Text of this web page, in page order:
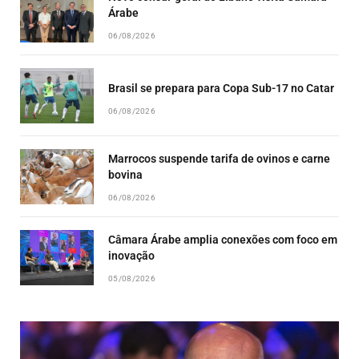
Árabe
06/08/2026
Brasil se prepara para Copa Sub-17 no Catar
06/08/2026
Marrocos suspende tarifa de ovinos e carne
bovina
06/08/2026
Câmara Árabe amplia conexões com foco em
inovação
05/08/2026